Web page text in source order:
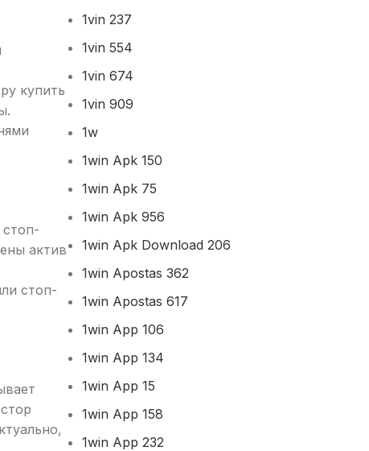
купить
актив
стоп-
1vin 237
1vin 554
1vin 674
1vin 909
1w
1win Apk 150
1win Apk 75
1win Apk 956
1win Apk Download 206
1win Apostas 362
1win Apostas 617
1win App 106
1win App 134
1win App 15
1win App 158
1win App 232